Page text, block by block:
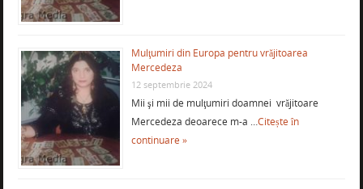
Mulţumiri din Europa pentru vrăjitoarea
Mercedeza
12 septembrie 2024
Mii şi mii de mulţumiri doamnei vrăjitoare
Mercedeza deoarece m-a …Citește în
continuare »